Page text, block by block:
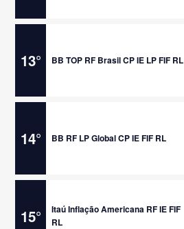
13° BB TOP RF Brasil CP IE LP FIF RL
14° BB RF LP Global CP IE FIF RL
15°
Itaú Inflação Americana RF IE FIF
RL